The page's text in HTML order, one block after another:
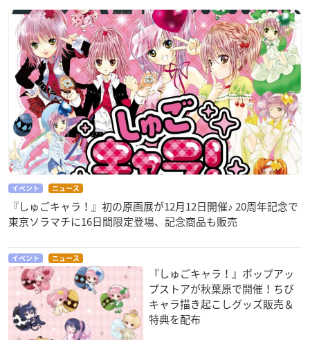
イベント ニュース
『しゅごキャラ！』初の原画展が12月12日開催♪ 20周年記念で
東京ソラマチに16日間限定登場、記念商品も販売
イベント ニュース
『しゅごキャラ！』ポップアッ
プストアが秋葉原で開催！ちび
キャラ描き起こしグッズ販売＆
特典を配布